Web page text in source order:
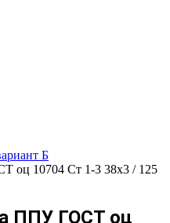
Б
оц 10704 Ст 1-3 38x3 / 125
ППУ ГОСТ оц